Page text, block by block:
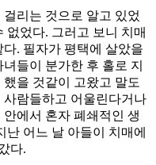
리는 것으로 알고 있었
없었다. 그러고 보니 치매
. 필자가 평택에 살았을
들이 분가한 후 홀로 지
을 것같이 고왔고 말도
람들하고 어울린다거나
에서 혼자 폐쇄적인 생
어느 날 아들이 치매에
다.